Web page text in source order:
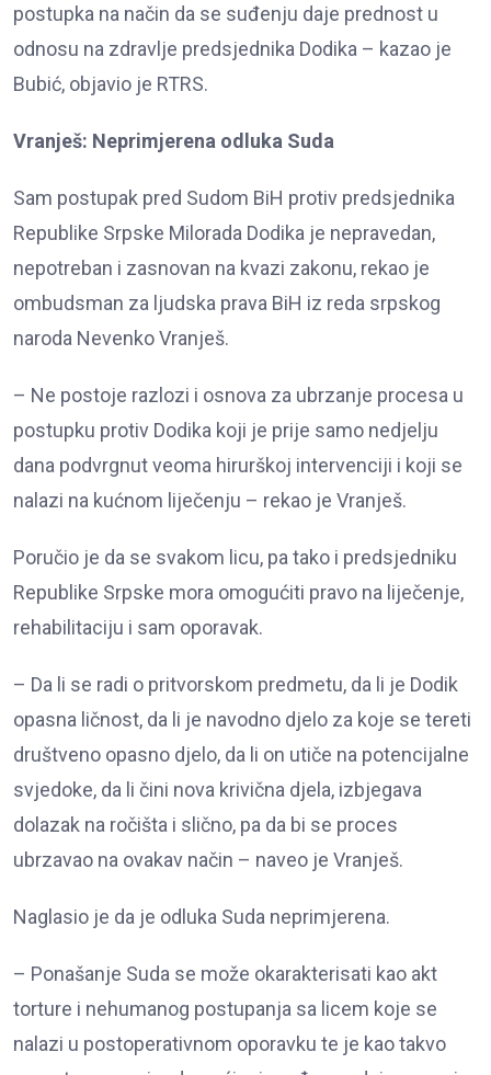
postupka na način da se suđenju daje prednost u
odnosu na zdravlje predsjednika Dodika – kazao je
Bubić, objavio je RTRS.
Vranješ: Neprimjerena odluka Suda
Sam postupak pred Sudom BiH protiv predsjednika
Republike Srpske Milorada Dodika je nepravedan,
nepotreban i zasnovan na kvazi zakonu, rekao je
ombudsman za ljudska prava BiH iz reda srpskog
naroda Nevenko Vranješ.
– Ne postoje razlozi i osnova za ubrzanje procesa u
postupku protiv Dodika koji je prije samo nedjelju
dana podvrgnut veoma hirurškoj intervenciji i koji se
nalazi na kućnom liječenju – rekao je Vranješ.
Poručio je da se svakom licu, pa tako i predsjedniku
Republike Srpske mora omogućiti pravo na liječenje,
rehabilitaciju i sam oporavak.
– Da li se radi o pritvorskom predmetu, da li je Dodik
opasna ličnost, da li je navodno djelo za koje se tereti
društveno opasno djelo, da li on utiče na potencijalne
svjedoke, da li čini nova krivična djela, izbjegava
dolazak na ročišta i slično, pa da bi se proces
ubrzavao na ovakav način – naveo je Vranješ.
Naglasio je da je odluka Suda neprimjerena.
– Ponašanje Suda se može okarakterisati kao akt
torture i nehumanog postupanja sa licem koje se
nalazi u postoperativnom oporavku te je kao takvo